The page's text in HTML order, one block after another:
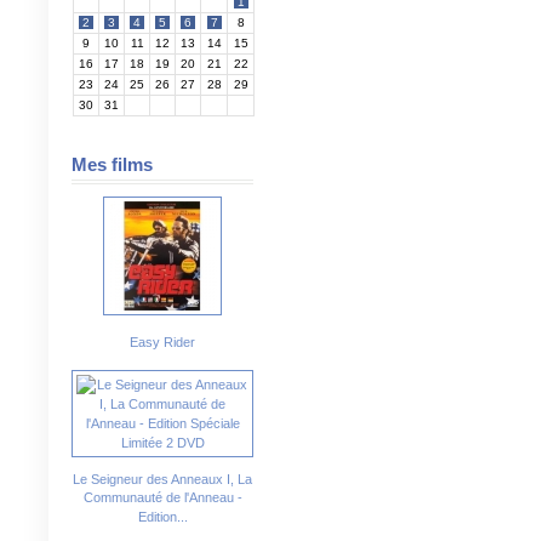
2
3 4 5 6 7
8
9
10 11 12 13 14
15
16
17 18 19 20 21
22
23
24 25 26 27 28
29
30
31
Mes films
Easy Rider
Le Seigneur des Anneaux I, La
Communauté de l'Anneau -
Edition...